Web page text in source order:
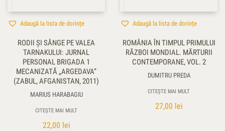
Adaugă la lista de dorințe
RODII ŞI SÂNGE PE VALEA
TARNAKULUI: JURNAL
PERSONAL BRIGADA 1
MECANIZATĂ „ARGEDAVA”
(ZABUL, AFGANISTAN, 2011)
MARIUS HARABAGIU
CITEȘTE MAI MULT
22,00 lei
Adaugă la lista de dorințe
ROMÂNIA ÎN TIMPUL PRIMULUI
RĂZBOI MONDIAL. MĂRTURII
CONTEMPORANE, VOL. 2
DUMITRU PREDA
CITEȘTE MAI MULT
27,00 lei